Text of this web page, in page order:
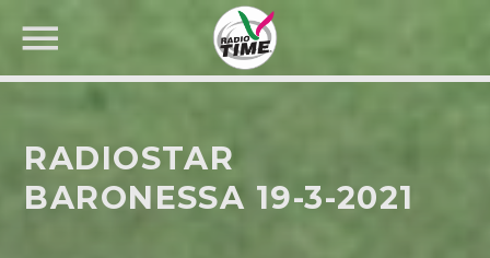
RADIOSTAR
BARONESSA 19-3-2021